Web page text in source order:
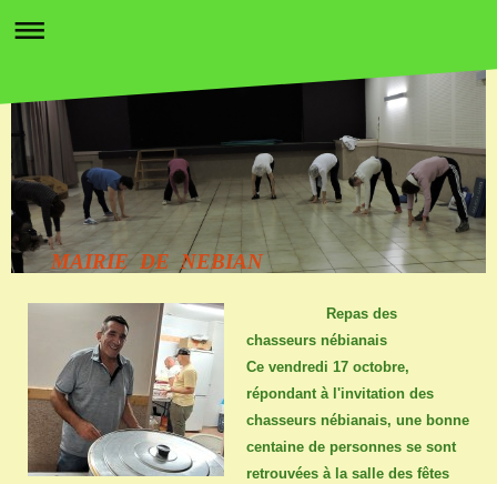
MAIRIE DE NEBIAN
Repas des
chasseurs nébianais
Ce vendredi 17 octobre,
répondant à l'invitation des
chasseurs nébianais, une bonne
centaine de personnes se sont
retrouvées à la salle des fêtes